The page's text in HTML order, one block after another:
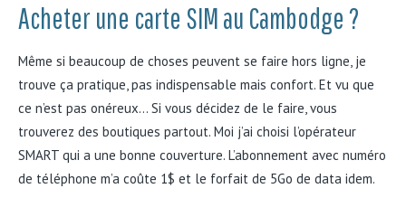
Acheter une carte SIM au Cambodge ?
Même si beaucoup de choses peuvent se faire hors ligne, je
trouve ça pratique, pas indispensable mais confort. Et vu que
ce n’est pas onéreux… Si vous décidez de le faire, vous
trouverez des boutiques partout. Moi j’ai choisi l’opérateur
SMART qui a une bonne couverture. L’abonnement avec numéro
de téléphone m’a coûte 1$ et le forfait de 5Go de data idem.